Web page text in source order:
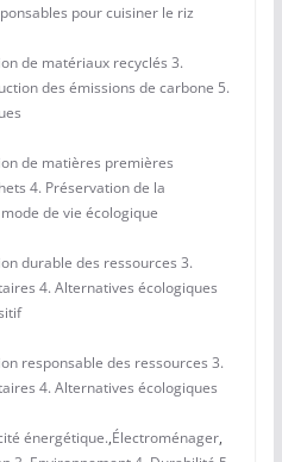
pour cuisiner le riz
de matériaux recyclés 3.
des émissions de carbone 5.
de matières premières
4. Préservation de la
de vie écologique
durable des ressources 3.
4. Alternatives écologiques
responsable des ressources 3.
4. Alternatives écologiques
énergétique.,Électroménager,